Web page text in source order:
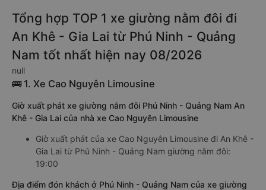
Tổng hợp TOP 1 xe giường nằm đôi đi
An Khê - Gia Lai từ Phú Ninh - Quảng
Nam tốt nhất hiện nay 08/2026
null
🚌 1. Xe Cao Nguyên Limousine
Giờ xuất phát xe giường nằm đôi Phú Ninh - Quảng Nam An
Khê - Gia Lai của nhà xe Cao Nguyên Limousine
Giờ xuất phát của xe Cao Nguyên Limousine đi An Khê -
Gia Lai từ Phú Ninh - Quảng Nam giường nằm đôi:
19:00
Địa điểm đón khách ở Phú Ninh - Quảng Nam của xe giường